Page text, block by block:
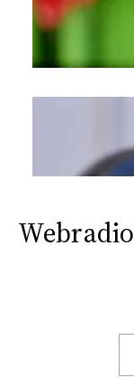
Webradio